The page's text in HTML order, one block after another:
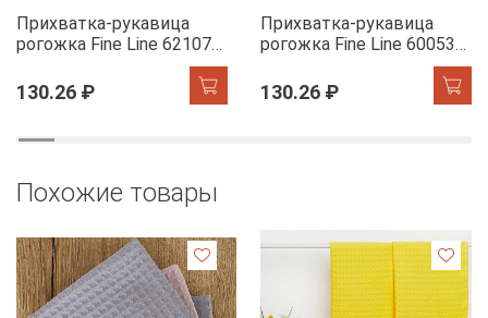
Прихватка-рукавица
рогожка Fine Line 62107-1
130.26 ₽
Прихватка-рукавица
рогожка Fine Line 60053-1
130.26 ₽
Похожие товары